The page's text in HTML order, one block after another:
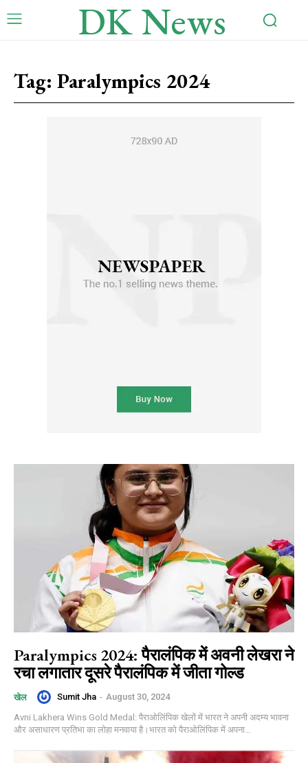
DK News
Tag: Paralympics 2024
Paralympics 2024: पैरालंपिक में अवनी लेखरा ने
रचा लगातार दूसरे पैरालंपिक में जीता गोल्ड
खेल Sumit Jha - August 30, 2024
Avni Lakhera Wins Gold Medal: पैराओलिंपिक खेलों में भारत ने अपनी अदम्य भावना
और असाधारण प्रतिभा का लोहा मनवाया है।भारत को पैराओलिंपिक में अपना...